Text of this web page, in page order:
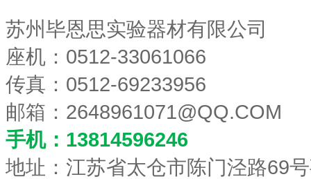
苏州毕恩思实验器材有限公司
座机：0512-33061066
传真：0512-69233956
邮箱： 2648961071@QQ.COM
手机：13814596246
地址：江苏省太仓市陈门泾路69